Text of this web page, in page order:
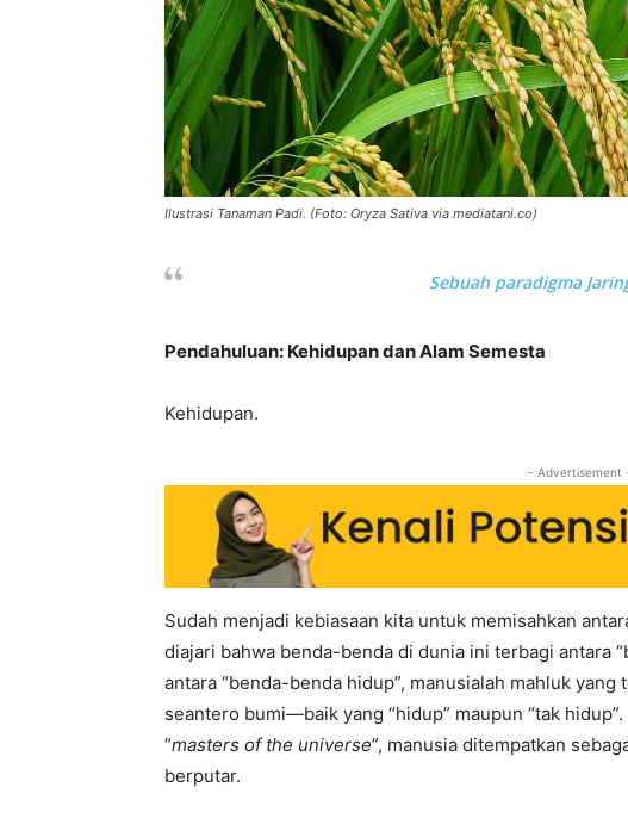
Ilustrasi Tanaman Padi. (Foto: Oryza Sativa via mediatani.co)
Sebuah paradigma
Pendahuluan: Kehidupan dan Alam Semesta
Kehidupan.
- Advertisement
Sudah menjadi kebiasaan kita untuk memisahkan
diajari bahwa benda-benda di dunia ini terbagi antara
antara “benda-benda hidup”, manusialah mahluk
seantero bumi—baik yang “hidup” maupun “tak
“masters of the universe”, manusia ditempatkan
berputar.